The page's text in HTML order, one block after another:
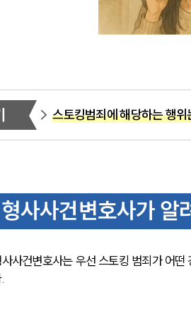
스토킹범죄에 해당하는 행
형사사건변호사가 알
사건변호사는 우선 스토킹 범죄가 어